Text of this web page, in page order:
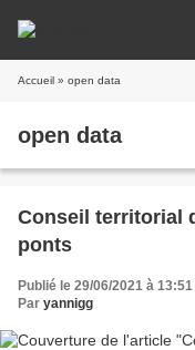
Accueil » open data
open data
Conseil territorial
ponts
Publié le 29/06/2021 à 13:51
Par yannigg